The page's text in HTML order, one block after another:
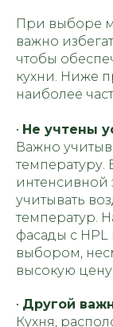
При выборе
важно
чтобы
кухни. Ниже
наиболее
• Не учтены
Важно
температуру.
интенсивной
учитывать
температур.
фасады с HPL
выбором,
высокую цену.
• Другой
Кухня,
СВЯЗАТЬСЯ С
Пн - Пт
Лаврентьева,
Статьи
Видеообзоры
Доставка и оплата
Сертификаты
Частые вопросы
Этапы работы
Отзывы
Наши работы
Наша команда
МЕНЮ: